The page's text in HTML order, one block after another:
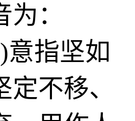
：
意指坚如
不移、